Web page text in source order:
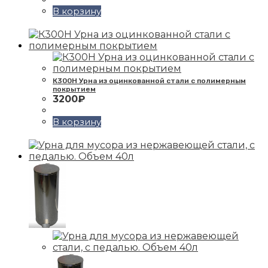
В корзину
К300Н Урна из оцинкованной стали с полимерным
покрытием
3200₽
В корзину